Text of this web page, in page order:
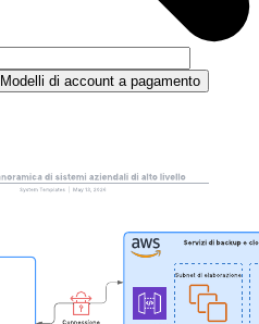
Modelli di account a pagamento